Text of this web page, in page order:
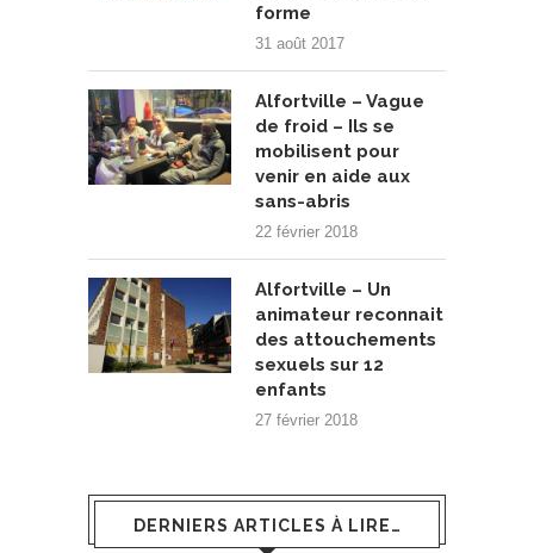
forme
31 août 2017
Alfortville – Vague
de froid – Ils se
mobilisent pour
venir en aide aux
sans-abris
22 février 2018
Alfortville – Un
animateur reconnait
des attouchements
sexuels sur 12
enfants
27 février 2018
DERNIERS ARTICLES À LIRE…